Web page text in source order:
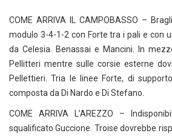
COME ARRIVA IL CAMPOBASSO –
modulo 3-4-1-2 con Forte tra i pali e con
da Celesia. Benassai e Mancini. In
Pellitteri mentre sulle corsie esterne
Pellettieri. Tria le linee Forte, di
composta da Di Nardo e Di Stefano.
COME ARRIVA L’AREZZO –
squalificato Guccione. Troise dovrebbe